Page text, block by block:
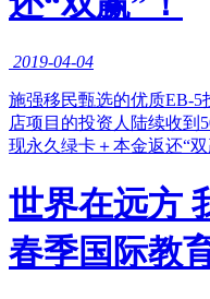
2019-04-04
施强移民甄选的优质EB-
店项目的投资人陆续收到
现永久绿卡＋本金返还“双
世界在远方
春季国际教